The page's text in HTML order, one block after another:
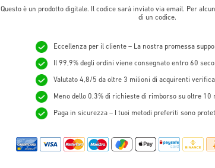
Questo è un prodotto digitale. Il codice sarà inviato via email. Per
di un codice.
Eccellenza per il cliente – La nostra promessa
Il 99,9% degli ordini viene consegnato entro 60
Valutato 4,8/5 da oltre 3 milioni di acquirenti
Meno dello 0,3% di richieste di rimborso su oltre
Paga in sicurezza – I tuoi metodi preferiti sono